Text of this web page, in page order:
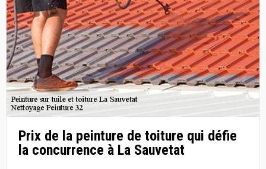
Prix de la peinture de toiture qui défie
la concurrence à La Sauvetat